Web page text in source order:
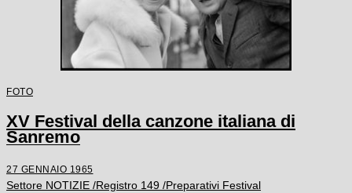
FOTO
XV Festival della canzone italiana di
Sanremo
27 GENNAIO 1965
Settore NOTIZIE /Registro 149 /Preparativi Festival